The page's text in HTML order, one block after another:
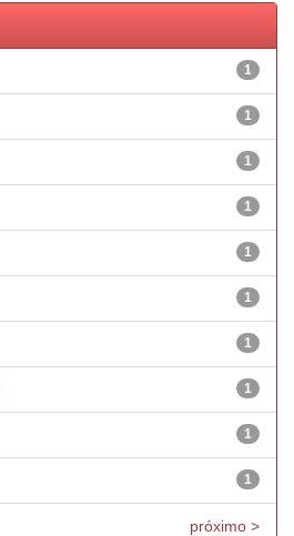
1
1
1
1
1
1
1
1
1
1
próximo >